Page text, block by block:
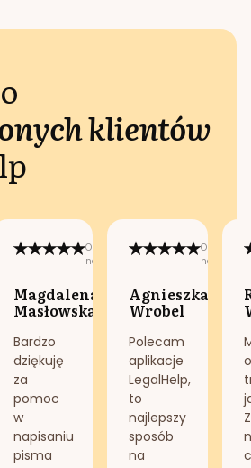
klientów
Opublikowano
na:
Magdalena
Masłowska
Bardzo
dziękuję
za
pomoc
w
napisaniu
pisma
na:
Agnieszka
Wrobel
Polecam
aplikacje
LegalHelp,
to
najlepszy
sposób
na